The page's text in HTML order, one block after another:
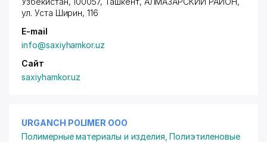
ул. Уста Ширин, 116
E-mail
info@saxiyhamkor.uz
Сайт
saxiyhamkor.uz
URGANCH POLIMER ООО
Полимерные материалы и изделия ,Полиэтиленовые